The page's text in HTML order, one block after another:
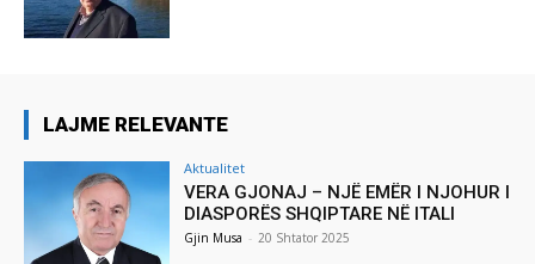
LAJME RELEVANTE
Aktualitet
VERA GJONAJ – NJË EMËR I NJOHUR I
DIASPORËS SHQIPTARE NË ITALI
Gjin Musa - 20 Shtator 2025